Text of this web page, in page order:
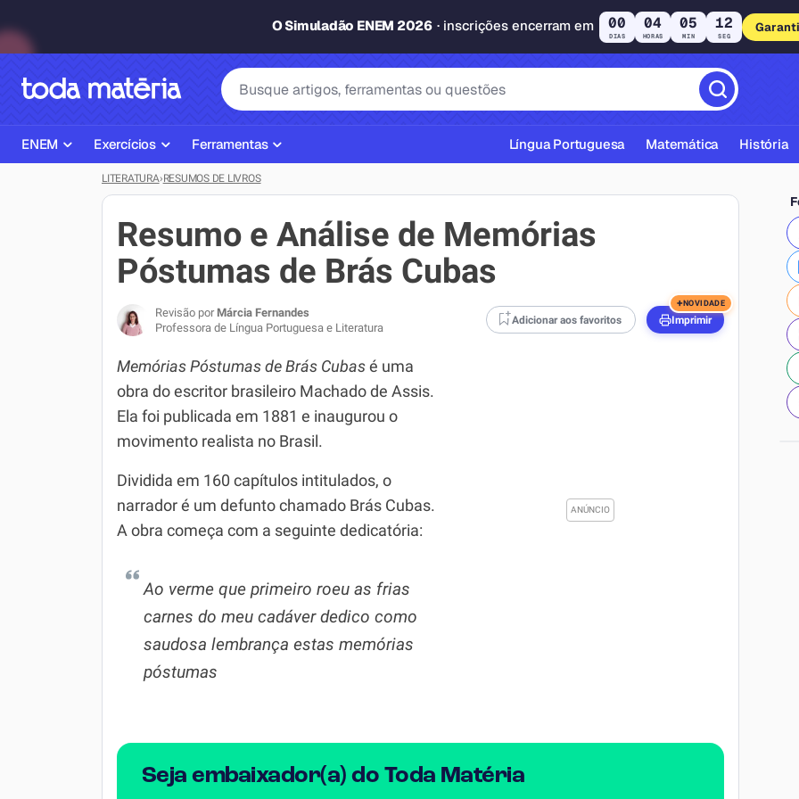
O Simuladão ENEM 2026 · inscrições encerram em 00
DIAS
04
HORAS
05
MIN
11
SEG
ENEM
Página Inicial ENEM
Plano de Estudos
Matérias do ENEM
Exercícios ENEM
Simulados ENEM
Exercícios
ENEM
Matemática
Português
Biologia
Inglês
Geografia
Todos os Exercícios
Ferramentas
Ajudante de Dever de Casa
Corretor de Redação
Língua Portuguesa Matemática História
LITERATURA›RESUMOS DE LIVROS
Resumo e Análise de Memórias
Póstumas de Brás Cubas
Revisão por Márcia Fernandes
Professora de Língua Portuguesa e Literatura
Adicionar aos favoritos Imprimir
+NOVIDADE
Memórias Póstumas de Brás Cubas é uma
obra do escritor brasileiro Machado de Assis.
Ela foi publicada em 1881 e inaugurou o
movimento realista no Brasil.
Dividida em 160 capítulos intitulados, o
narrador é um defunto chamado Brás Cubas.
A obra começa com a seguinte dedicatória:
Ao verme que primeiro roeu as frias
carnes do meu cadáver dedico como
saudosa lembrança estas memórias
póstumas
Seja embaixador(a) do Toda Matéria